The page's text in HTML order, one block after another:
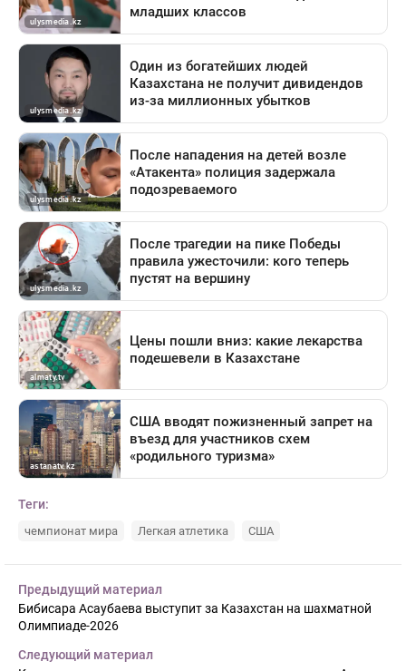
Теги:
чемпионат мира Легкая атлетика США
Предыдущий материал
Бибисара Асаубаева выступит за Казахстан на шахматной
Олимпиаде-2026
Следующий материал